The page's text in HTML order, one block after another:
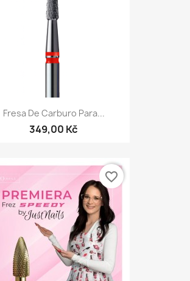
Fresa De Carburo Para...
349,00 Kč
favorite_border